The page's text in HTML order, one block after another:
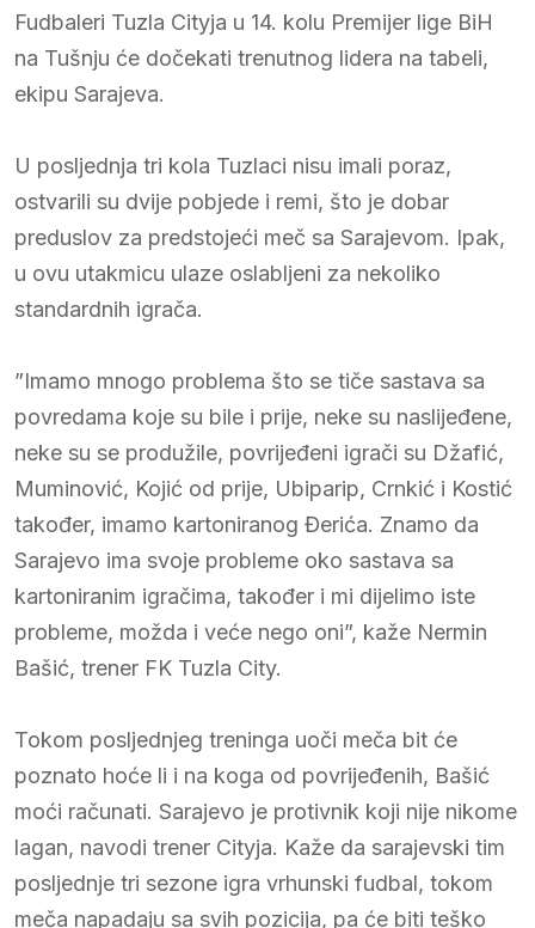
Fudbaleri Tuzla Cityja u 14. kolu Premijer lige BiH
na Tušnju će dočekati trenutnog lidera na tabeli,
ekipu Sarajeva.
U posljednja tri kola Tuzlaci nisu imali poraz,
ostvarili su dvije pobjede i remi, što je dobar
preduslov za predstojeći meč sa Sarajevom. Ipak,
u ovu utakmicu ulaze oslabljeni za nekoliko
standardnih igrača.
”Imamo mnogo problema što se tiče sastava sa
povredama koje su bile i prije, neke su naslijeđene,
neke su se produžile, povrijeđeni igrači su Džafić,
Muminović, Kojić od prije, Ubiparip, Crnkić i Kostić
također, imamo kartoniranog Đerića. Znamo da
Sarajevo ima svoje probleme oko sastava sa
kartoniranim igračima, također i mi dijelimo iste
probleme, možda i veće nego oni”, kaže Nermin
Bašić, trener FK Tuzla City.
Tokom posljednjeg treninga uoči meča bit će
poznato hoće li i na koga od povrijeđenih, Bašić
moći računati. Sarajevo je protivnik koji nije nikome
lagan, navodi trener Cityja. Kaže da sarajevski tim
posljednje tri sezone igra vrhunski fudbal, tokom
meča napadaju sa svih pozicija, pa će biti teško